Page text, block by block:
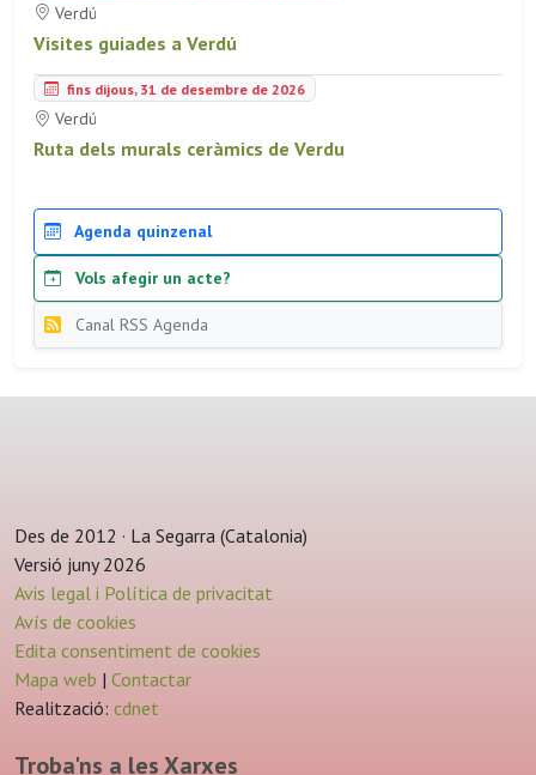
Verdú
Visites guiades a Verdú
fins dijous, 31 de desembre de 2026
Verdú
Ruta dels murals ceràmics de Verdu
Agenda quinzenal
Vols afegir un acte?
Canal RSS Agenda
Des de 2012 · La Segarra (Catalonia)
Versió juny 2026
Avis legal i Política de privacitat
Avís de cookies
Edita consentiment de cookies
Mapa web | Contactar
Realització: cdnet
Troba'ns a les Xarxes